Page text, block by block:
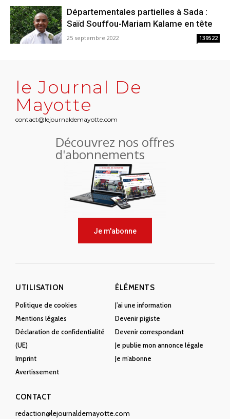
Départementales partielles à Sada :
Saïd Souffou-Mariam Kalame en tête
25 septembre 2022 139522
le Journal De
Mayotte
contact@lejournaldemayotte.com
Découvrez nos offres
d'abonnements
Je m'abonne
UTILISATION
Politique de cookies
Mentions légales
Déclaration de confidentialité
(UE)
Imprint
Avertissement
ÉLÉMENTS
J’ai une information
Devenir pigiste
Devenir correspondant
Je publie mon annonce légale
Je m’abonne
CONTACT
redaction@lejournaldemayotte.com